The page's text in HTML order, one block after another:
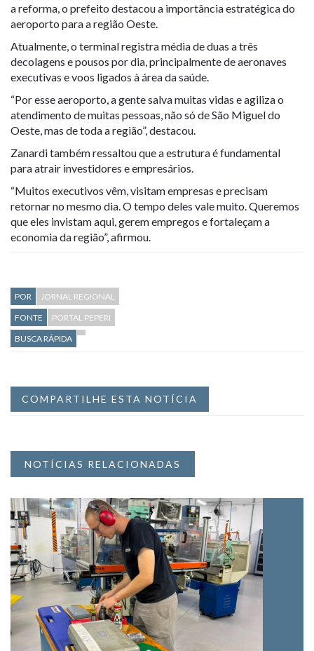
a reforma, o prefeito destacou a importância estratégica do
aeroporto para a região Oeste.
Atualmente, o terminal registra média de duas a três
decolagens e pousos por dia, principalmente de aeronaves
executivas e voos ligados à área da saúde.
“Por esse aeroporto, a gente salva muitas vidas e agiliza o
atendimento de muitas pessoas, não só de São Miguel do
Oeste, mas de toda a região”, destacou.
Zanardi também ressaltou que a estrutura é fundamental
para atrair investidores e empresários.
“Muitos executivos vêm, visitam empresas e precisam
retornar no mesmo dia. O tempo deles vale muito. Queremos
que eles invistam aqui, gerem empregos e fortaleçam a
economia da região”, afirmou.
POR
JORNAL REGIONAL
FONTE
PORTAL PEPERI
BUSCA RÁPIDA
COMPARTILHE ESTA NOTÍCIA
NOTÍCIAS RELACIONADAS